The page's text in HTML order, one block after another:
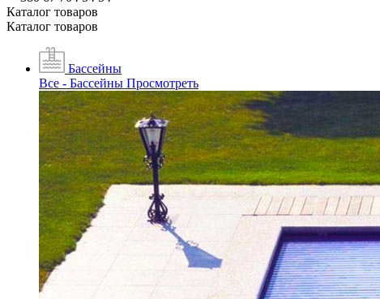
Каталог товаров
Каталог товаров
Бассейны
Все - Бассейны Просмотреть